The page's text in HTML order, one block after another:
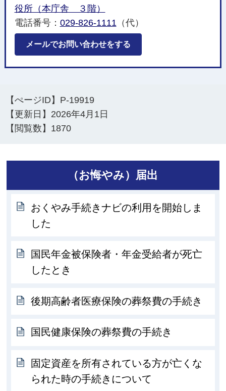
役所（本庁舎 ３階）
電話番号： 029-826-1111 （代）
メールでお問い合わせをする
【ぺージID】 P-19919
【更新日】 2026年4月1日
【閲覧数】 1870
（お悔やみ）届出
おくやみ手続きナビの利用を開始しま
した
国民年金被保険者・年金受給者が死亡
したとき
後期高齢者医療保険の葬祭費の手続き
国民健康保険の葬祭費の手続き
固定資産を所有されている方が亡くな
られた時の手続きについて